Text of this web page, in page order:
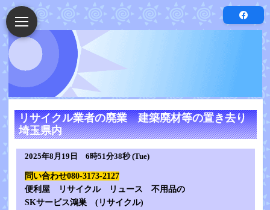
リサイクル業者の廃業 建築廃材等の置き去り
埼玉県内
2025年8月19日 6時51分38秒 (Tue)
問い合わせ080-3173-2127
便利屋 リサイクル リュース 不用品の
SKサービス鴻巣 (リサイクル)